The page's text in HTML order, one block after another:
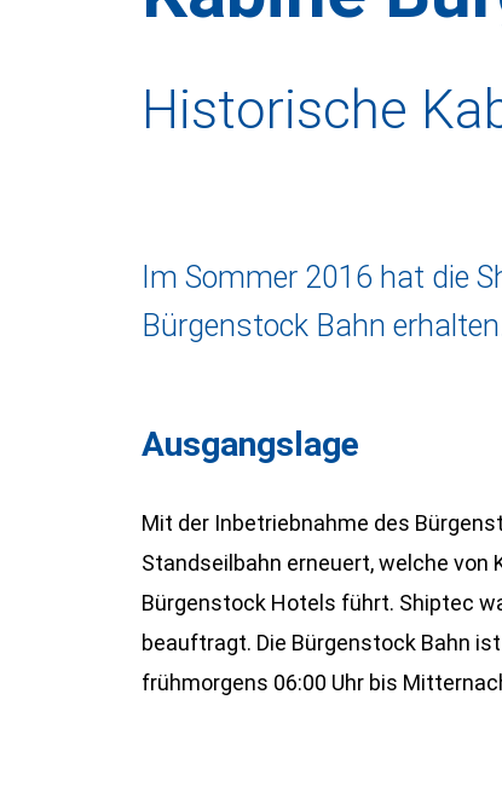
Historische
Im Sommer 2016 hat die
Bürgenstock Bahn
Ausgangslage
Mit der Inbetriebnahme des
Standseilbahn erneuert, welche von
Bürgenstock Hotels führt. Shiptec
beauftragt. Die Bürgenstock Bahn
frühmorgens 06:00 Uhr bis